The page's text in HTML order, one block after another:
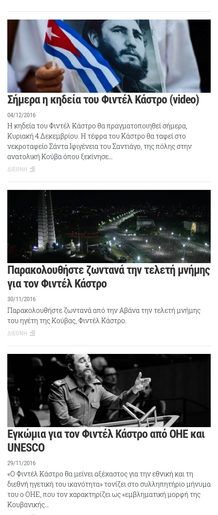
Σήμερα η κηδεία του Φιντέλ Κάστρο (video)
04/12/2016
Η κηδεία του Φιντέλ Κάστρο θα πραγματοποιηθεί σήμερα,
Κυριακή 4 Δεκεμβρίου. Η τέφρα του Κάστρο θα ταφεί στο
νεκροταφείο Σάντα Ιφιγένεια του Σαντιάγο, της πόλης στην
ανατολική Κούβα όπου ξεκίνησε…
ΔΙΕΘΝΗ
Παρακολουθήστε ζωντανά την τελετή μνήμης
για τον Φιντέλ Κάστρο
30/11/2016
Παρακολουθήστε ζωντανά από την Αβάνα την τελετή μνήμης
του ηγέτη της Κούβας, Φιντέλ Κάστρο.
ΔΙΕΘΝΗ
Εγκώμια για τον Φιντέλ Κάστρο από ΟΗΕ και
UNESCO
29/11/2016
«Ο Φιντέλ Κάστρο θα μείνει αξέχαστος για την εθνική και τη
διεθνή ηγετική του ικανότητα» τονίζει στο συλληπητήριο μήνυμα
του ο ΟΗΕ, που τον χαρακτηρίζει ως «εμβληματική μορφή της
Κουβανικής…